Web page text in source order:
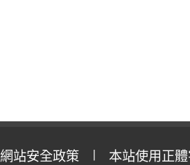
網站安全政策 本站使用正